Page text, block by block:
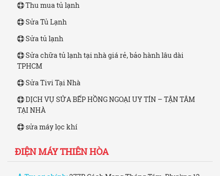
Thu mua tủ lạnh
Sửa Tủ Lạnh
Sửa tủ lạnh
Sửa chữa tủ lạnh tại nhà giá rẻ, bảo hành lâu dài
TPHCM
Sửa Tivi Tại Nhà
DỊCH VỤ SỬA BẾP HỒNG NGOẠI UY TÍN – TẬN TÂM
TẠI NHÀ
sửa máy lọc khí
ĐIỆN MÁY THIÊN HÒA